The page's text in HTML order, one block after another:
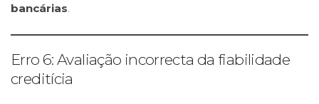
bancárias
Erro 6: Avaliação incorrecta da fiabilidade
creditícia